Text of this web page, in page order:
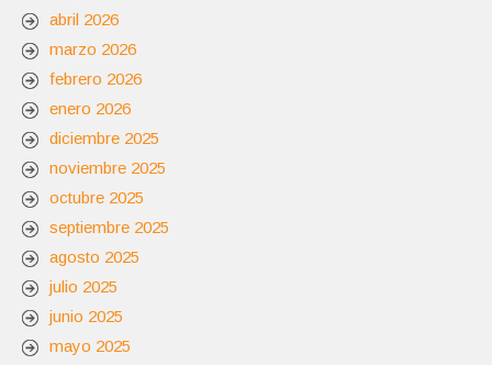
abril 2026
marzo 2026
febrero 2026
enero 2026
diciembre 2025
noviembre 2025
octubre 2025
septiembre 2025
agosto 2025
julio 2025
junio 2025
mayo 2025